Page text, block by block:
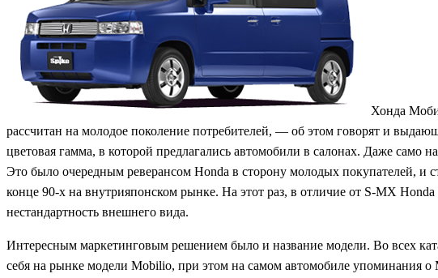
Хонда
рассчитан на молодое поколение потребителей, — об этом говорят и
цветовая гамма, в которой предлагались автомобили в салонах. Даже
Это было очередным реверансом Honda в сторону молодых покупателей,
конце 90-х на внутрияпонском рынке. На этот раз, в отличие от S-MX
нестандартность внешнего вида.
Интересным маркетинговым решением было и название модели. Во всех
себя на рынке модели Mobilio, при этом на самом автомобиле упоминания